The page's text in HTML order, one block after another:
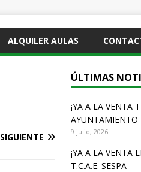
ALQUILER AULAS
SIGUIENTE
ÚLTIMAS
¡YA A LA VENTA
AYUNTAMIENTO
9 julio, 2026
¡YA A LA VENTA
T.C.A.E. SESPA